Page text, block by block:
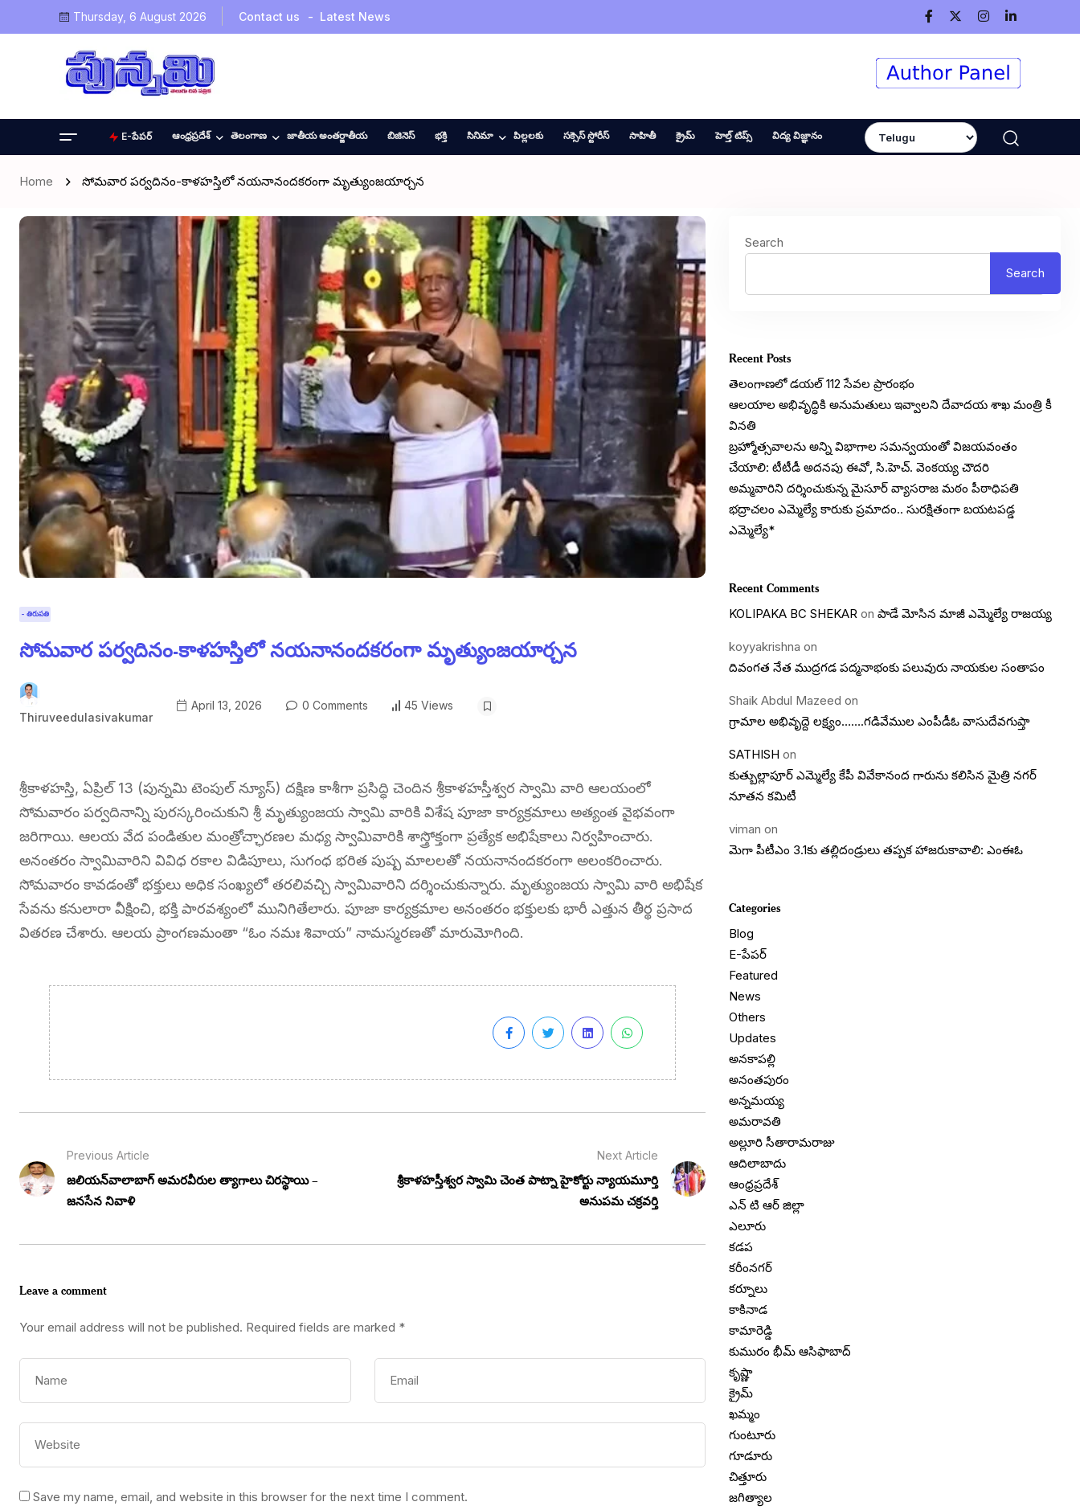
Thursday, 6 August 2026 Contact us Latest News
E-పేపర్ ఆంధ్రప్రదేశ్ తెలంగాణ జాతీయ అంతర్జాతీయ బిజినెస్ భక్తి సినిమా పిల్లలకు సక్సెస్ స్టోరీస్ సాహితీ క్రైమ్ హెల్త్ టిప్స్ విద్య విజ్ఞానం
Home సోమవార పర్వదినం-కాళహస్తిలో నయనానందకరంగా మృత్యుంజయార్చన
- తిరుపతి
సోమవార పర్వదినం-కాళహస్తిలో నయనానందకరంగా మృత్యుంజయార్చన
Thiruveedulasivakumar
April 13, 2026 0 Comments 45 Views
శ్రీకాళహస్తి, ఏప్రిల్ 13 (పున్నమి టెంపుల్ న్యూస్) దక్షిణ కాశీగా ప్రసిద్ధి చెందిన శ్రీకాళహస్తీశ్వర స్వామి వారి ఆలయంలో
సోమవారం పర్వదినాన్ని పురస్కరించుకుని శ్రీ మృత్యుంజయ స్వామి వారికి విశేష పూజా కార్యక్రమాలు అత్యంత వైభవంగా
జరిగాయి. ఆలయ వేద పండితుల మంత్రోచ్ఛారణల మధ్య స్వామివారికి శాస్త్రోక్తంగా ప్రత్యేక అభిషేకాలు నిర్వహించారు.
అనంతరం స్వామివారిని వివిధ రకాల విడిపూలు, సుగంధ భరిత పుష్ప మాలలతో నయనానందకరంగా అలంకరించారు.
సోమవారం కావడంతో భక్తులు అధిక సంఖ్యలో తరలివచ్చి స్వామివారిని దర్శించుకున్నారు. మృత్యుంజయ స్వామి వారి అభిషేక
సేవను కనులారా వీక్షించి, భక్తి పారవశ్యంలో మునిగితేలారు. పూజా కార్యక్రమాల అనంతరం భక్తులకు భారీ ఎత్తున తీర్థ ప్రసాద
వితరణ చేశారు. ఆలయ ప్రాంగణమంతా “ఓం నమః శివాయ” నామస్మరణతో మారుమోగింది.
Previous Article
జలియన్‌వాలాబాగ్ అమరవీరుల త్యాగాలు చిరస్థాయి –
జనసేన నివాళి
Next Article
శ్రీకాళహస్తీశ్వర స్వామి చెంత పాట్నా హైకోర్టు న్యాయమూర్తి
అనుపమ చక్రవర్తి
Leave a comment
Your email address will not be published. Required fields are marked *
Save my name, email, and website in this browser for the next time I comment.
Search
Search
Recent Posts
తెలంగాణలో డయల్‌ 112 సేవల ప్రారంభం
ఆలయాల అభివృద్ధికి అనుమతులు ఇవ్వాలని దేవాదయ శాఖ మంత్రి కీ
వినతి
బ్రహ్మోత్సవాలను అన్ని విభాగాల సమన్వయంతో విజయవంతం
చేయాలి: టీటీడీ అదనపు ఈవో, సి.హెచ్. వెంకయ్య చౌదరి
అమ్మవారిని దర్శించుకున్న మైసూర్ వ్యాసరాజ మఠం పీఠాధిపతి
భద్రాచలం ఎమ్మెల్యే కారుకు ప్రమాదం.. సురక్షితంగా బయటపడ్డ
ఎమ్మెల్యే*
Recent Comments
KOLIPAKA BC SHEKAR onపాడే మోసిన మాజీ ఎమ్మెల్యే రాజయ్య
koyyakrishna on
దివంగత నేత ముద్రగడ పద్మనాభంకు పలువురు నాయకుల సంతాపం
Shaik Abdul Mazeed on
గ్రామాల అభివృద్దె లక్ష్యం…….గడివేముల ఎంపీడీఓ వాసుదేవగుప్తా
SATHISH on
కుత్బుల్లాపూర్ ఎమ్మెల్యే కేపీ వివేకానంద గారును కలిసిన మైత్రి నగర్
నూతన కమిటీ
viman on
మెగా పీటీఎం 3.1కు తల్లిదండ్రులు తప్పక హాజరుకావాలి: ఎంఈఓ
Categories
Blog
E-పేపర్
Featured
News
Others
Updates
అనకాపల్లి
అనంతపురం
అన్నమయ్య
అమరావతి
అల్లూరి సీతారామరాజు
ఆదిలాబాదు
ఆంధ్రప్రదేశ్
ఎన్ టి ఆర్ జిల్లా
ఎలూరు
కడప
కరీంనగర్
కర్నూలు
కాకినాడ
కామారెడ్డి
కుమురం భీమ్ ఆసిఫాబాద్
కృష్ణా
క్రైమ్
ఖమ్మం
గుంటూరు
గూడూరు
చిత్తూరు
జగిత్యాల